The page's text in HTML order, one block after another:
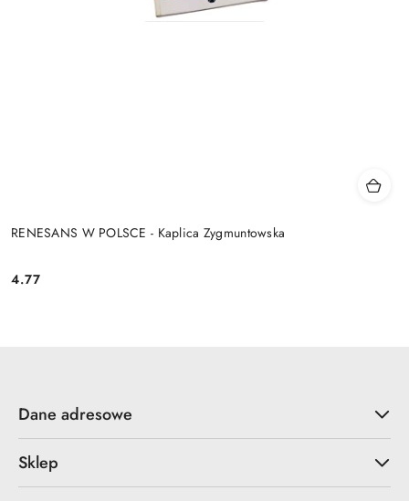
RENESANS W POLSCE - Kaplica Zygmuntowska
Cena:
4.77
Dane adresowe
Sklep